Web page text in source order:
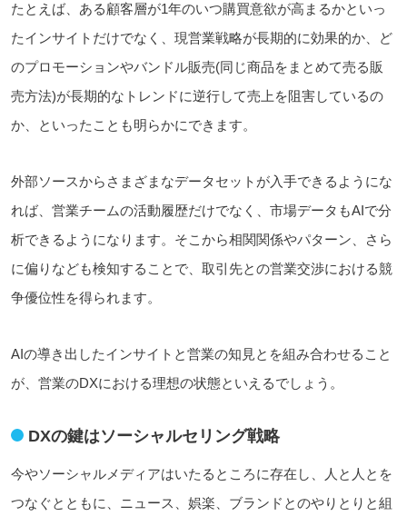
たとえば、ある顧客層が1年のいつ購買意欲が高まるかといっ
たインサイトだけでなく、現営業戦略が長期的に効果的か、ど
のプロモーションやバンドル販売(同じ商品をまとめて売る販
売方法)が長期的なトレンドに逆行して売上を阻害しているの
か、といったことも明らかにできます。
外部ソースからさまざまなデータセットが入手できるようにな
れば、営業チームの活動履歴だけでなく、市場データもAIで分
析できるようになります。そこから相関関係やパターン、さら
に偏りなども検知することで、取引先との営業交渉における競
争優位性を得られます。
AIの導き出したインサイトと営業の知見とを組み合わせること
が、営業のDXにおける理想の状態といえるでしょう。
DXの鍵はソーシャルセリング戦略
今やソーシャルメディアはいたるところに存在し、人と人とを
つなぐとともに、ニュース、娯楽、ブランドとのやりとりと組